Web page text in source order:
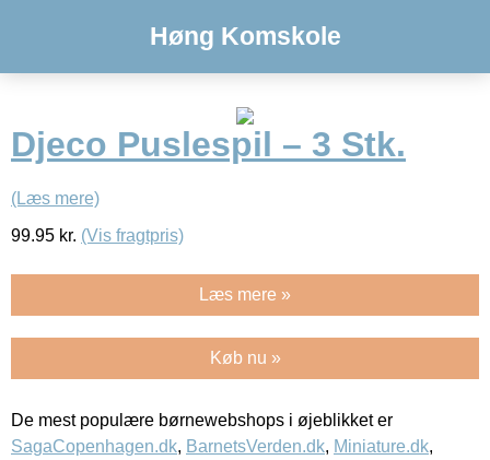
Høng Komskole
Djeco Puslespil – 3 Stk.
(Læs mere)
99.95 kr. (Vis fragtpris)
Læs mere »
Køb nu »
De mest populære børnewebshops i øjeblikket er
SagaCopenhagen.dk, BarnetsVerden.dk, Miniature.dk,